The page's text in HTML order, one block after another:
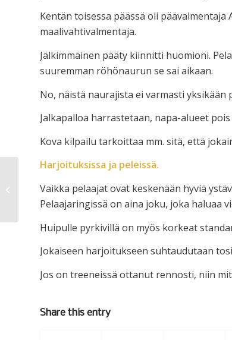
Kentän toisessa päässä oli
maalivahtivalmentaja.
Jälkimmäinen pääty kiinnitti huomioni.
suuremman röhönaurun se sai aikaan.
No, näistä naurajista ei varmasti yksikään
Jalkapalloa harrastetaan, napa-alueet
Kova kilpailu tarkoittaa mm. sitä, että
Harjoituksissa ja peleissä.
Vaikka pelaajat ovat keskenään hyviä
Pelaajaringissä on aina joku, joka haluaa
Huipulle pyrkivillä on myös korkeat
Jokaiseen harjoitukseen suhtaudutaan
Jos on treeneissä ottanut rennosti, niin
Share this entry
Sää (ja mää)